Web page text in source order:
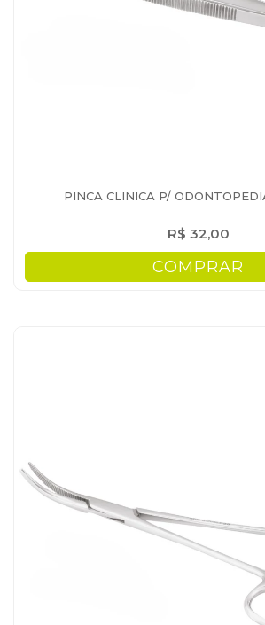
PINCA CLINICA P/
R$ 32,00
COMPRAR